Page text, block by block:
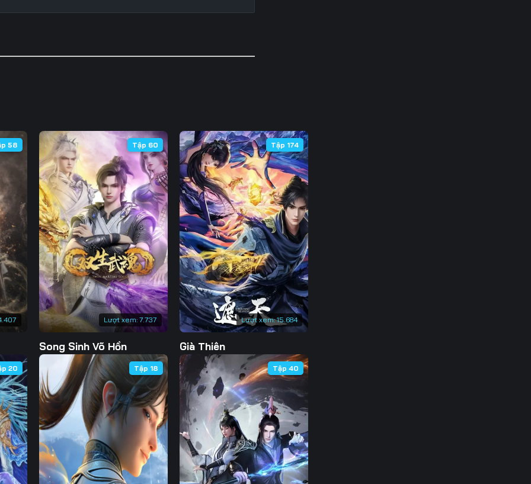
Tập 107 Tập 108 Tập 109 Tập 110
Tập 114 Tập 115 Tập 116 Tập 117
Tập 121 Tập 122 Tập 123 Tập 124
Tập 128 Tập 129 Tập 130 Tập 131
Tập 135 Tập 136 Tập 137 Tập 138
Tập 142 Tập 143 Tập 144 Tập 145
Tập 149 Tập 150 Tập 151 Tập 152
Tập 156 Tập 157 Tập 158 Tập 159
Tập 164
Tập 170 Tập 171 Tập 172 Tập 173
Tập 177 Tập 178 Tập 179 Tập 180
Tập 184 Tập 185 Tập 186 Tập 187
Tập 191 Tập 192 Tập 193 Tập 194
Tập 198 Tập 199 Tập 200 Tập 201
58
Lượt xem: 7.737
Tập 60
Song Sinh Võ Hồn
Lượt xem:15.684
Tập 174
Già Thiên
20 Tập 18 Tập 40